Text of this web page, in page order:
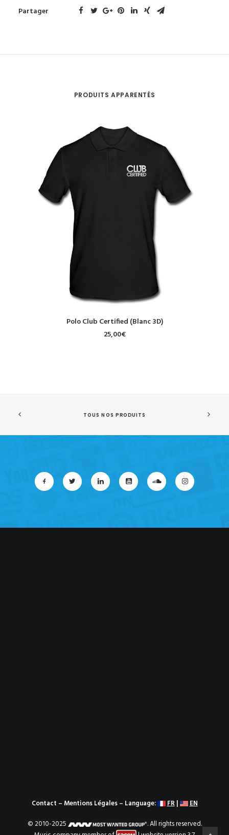
Partager
PRODUITS APPARENTÉS
CHOIX DES OPTIONS
Polo Club Certified (Blanc 3D)
25,00€
TOUS NOS PRODUITS
Contact – Mentions Légales– Language: FR|
EN
© 2010-2025
. All rights reserved.